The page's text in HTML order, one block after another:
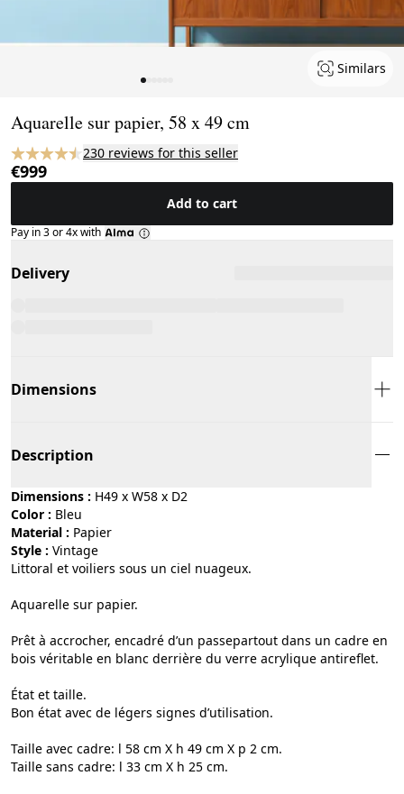
Similars
Aquarelle sur papier, 58 x 49 cm
230 reviews for this seller
€999
Add to cart
Pay in 3 or 4x with
Delivery
Dimensions
Description
Dimensions : H49 x W58 x D2
Color :
bleu
Material :
papier
Style :
vintage
Littoral et voiliers sous un ciel nuageux.
Aquarelle sur papier.
Prêt à accrocher, encadré d’un passepartout dans un cadre en
bois véritable en blanc derrière du verre acrylique antireflet.
État et taille.
Bon état avec de légers signes d’utilisation.
Taille avec cadre: l 58 cm X h 49 cm X p 2 cm.
Taille sans cadre: l 33 cm X h 25 cm.